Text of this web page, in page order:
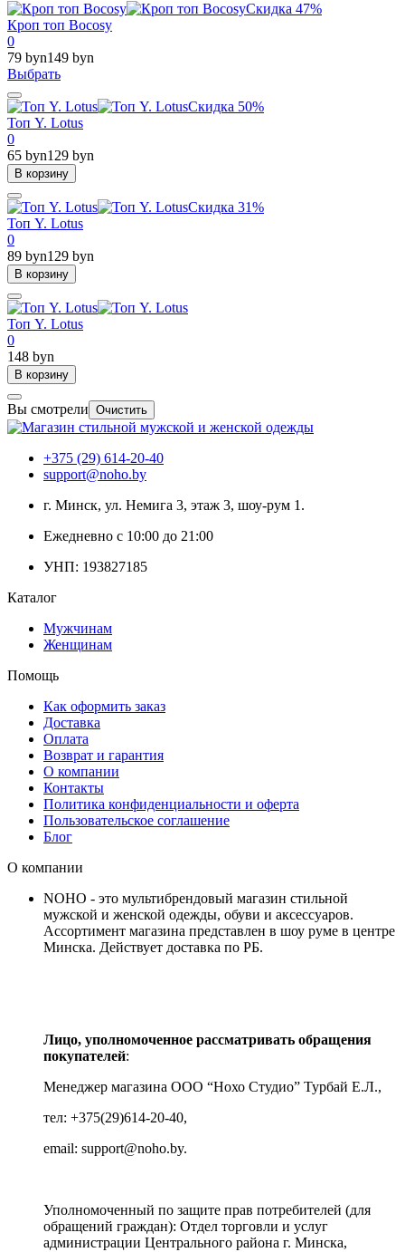
Скидка 47%
Кроп топ Bocosy
0
79 byn149 byn
Выбрать
Скидка 50%
Топ Y. Lotus
0
65 byn129 byn
В корзину
Скидка 31%
Топ Y. Lotus
0
89 byn129 byn
В корзину
Топ Y. Lotus
0
148 byn
В корзину
Вы смотрели Очистить
+375 (29) 614-20-40
support@noho.by
г. Минск, ул. Немига 3, этаж 3, шоу-рум 1.
Ежедневно с 10:00 до 21:00
УНП: 193827185
Каталог
Мужчинам
Женщинам
Помощь
Как оформить заказ
Доставка
Оплата
Возврат и гарантия
О компании
Контакты
Политика конфиденциальности и оферта
Пользовательское соглашение
Блог
О компании
NOHO - это мультибрендовый магазин стильной
мужской и женской одежды, обуви и аксессуаров.
Ассортимент магазина представлен в шоу руме в центре
Минска. Действует доставка по РБ.
Лицо, уполномоченное рассматривать обращения
покупателей:
Менеджер магазина ООО “Нохо Студио” Турбай Е.Л.,
тел: +375(29)614-20-40,
email: support@noho.by.
Уполномоченный по защите прав потребителей (для
обращений граждан): Отдел торговли и услуг
администрации Центрального района г. Минска,